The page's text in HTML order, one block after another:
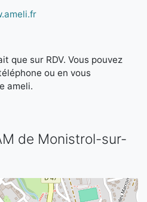
que sur RDV. Vous pouvez
ou en vous
ameli.
de Monistrol-sur-